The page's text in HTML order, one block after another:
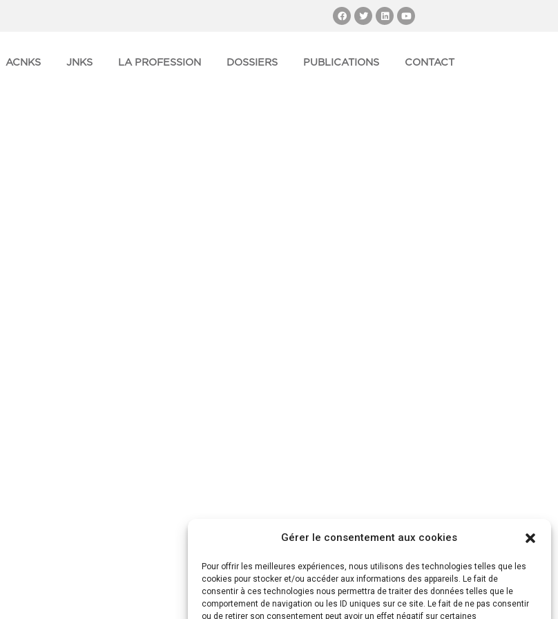
Gérer le consentement aux cookies
Pour offrir les meilleures expériences, nous utilisons des technologies telles que les
cookies pour stocker et/ou accéder aux informations des appareils. Le fait de
consentir à ces technologies nous permettra de traiter des données telles que le
comportement de navigation ou les ID uniques sur ce site. Le fait de ne pas consentir
ou de retirer son consentement peut avoir un effet négatif sur certaines
ACNKS JNKS LA PROFESSION DOSSIERS PUBLICATIONS CONTACT